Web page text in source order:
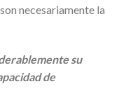
necesariamente la
su
de